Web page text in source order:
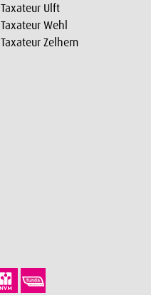
Taxateur Ulft
Taxateur Wehl
Taxateur Zelhem